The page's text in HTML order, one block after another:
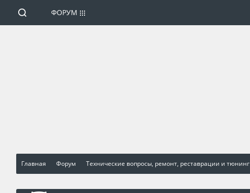
Главная Форум Технические вопросы, ремонт, реставрации и тюнинг
ФОРУМ